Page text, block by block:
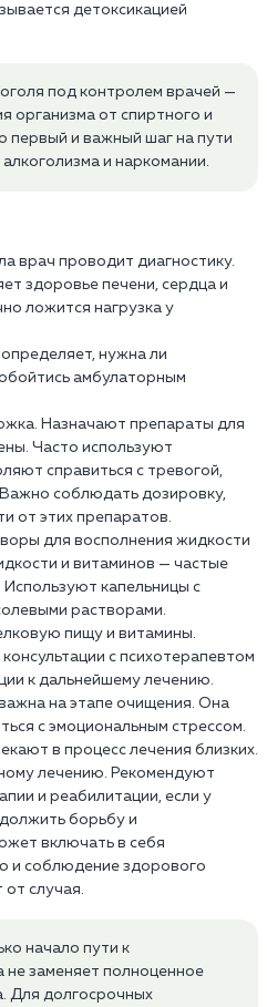
детоксикацией
под контролем врачей —
организма от спиртного и
первый и важный шаг на пути
и наркомании.
врач проводит диагностику.
здоровье печени, сердца и
ложится нагрузка у
нужна ли
амбулаторным
Назначают препараты для
Часто используют
справиться с тревогой,
соблюдать дозировку,
от этих препаратов.
для восполнения жидкости
и витаминов — частые
капельницы с
растворами.
пищу и витамины.
с психотерапевтом
к дальнейшему лечению.
на этапе очищения. Она
с эмоциональным стрессом.
в процесс лечения близких.
лечению. Рекомендуют
и реабилитации, если у
борьбу и
включать в себя
и соблюдение здорового
случая.
начало пути к
заменяет полноценное
Для долгосрочных